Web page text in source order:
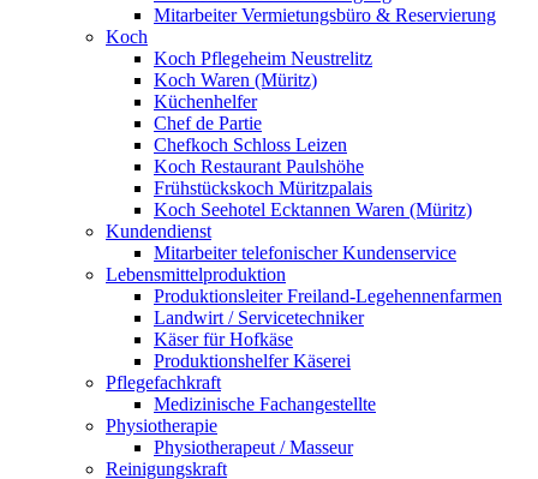
Mitarbeiter Vermietungsbüro & Reservierung
Koch
Koch Pflegeheim Neustrelitz
Koch Waren (Müritz)
Küchenhelfer
Chef de Partie
Chefkoch Schloss Leizen
Koch Restaurant Paulshöhe
Frühstückskoch Müritzpalais
Koch Seehotel Ecktannen Waren (Müritz)
Kundendienst
Mitarbeiter telefonischer Kundenservice
Lebensmittelproduktion
Produktionsleiter Freiland-Legehennenfarmen
Landwirt / Servicetechniker
Käser für Hofkäse
Produktionshelfer Käserei
Pflegefachkraft
Medizinische Fachangestellte
Physiotherapie
Physiotherapeut / Masseur
Reinigungskraft